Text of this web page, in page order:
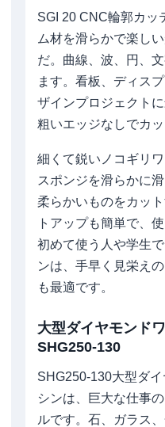
SGI 20 CNC輪郭カッ
ム材を滑らかで楽し
だ。曲線、波、円、
ます。看板、ディス
ザインプロジェクト
粗いエッジなしでカッ
細くて鋭いノコギリ
スポンジを滑らかに
柔らかいものをカッ
トアップも簡単で、
初めて使う人や学生
ンは、手早く見栄え
も最適です。
大型ダイヤモンド
SHG250-130
SHG250-130大型ダ
シンは、巨大な仕事
ルです。石、ガラス